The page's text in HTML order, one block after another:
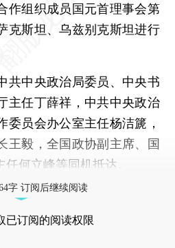
作组织成员国元首理事会第
克斯坦、乌兹别克斯坦进行
中央政治局委员、中央书
主任丁薛祥，中共中央政治
委员会办公室主任杨洁篪，
王毅，全国政协副主席、国
何立峰等同机抵达。
字 订阅后继续阅读
已订阅的阅读权限